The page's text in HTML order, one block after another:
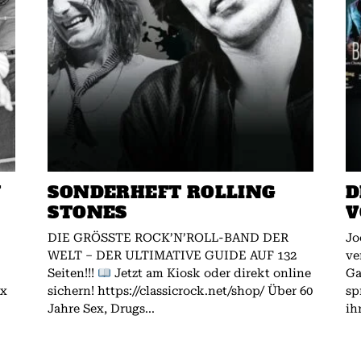
SONDERHEFT ROLLING
STONES
DIE GRÖSSTE ROCK’N’ROLL-BAND DER
WELT – DER ULTIMATIVE GUIDE AUF 132
Seiten!!!
Jetzt am Kiosk oder direkt online
sichern! https://classicrock.net/shop/ Über 60
Jahre Sex, Drugs...